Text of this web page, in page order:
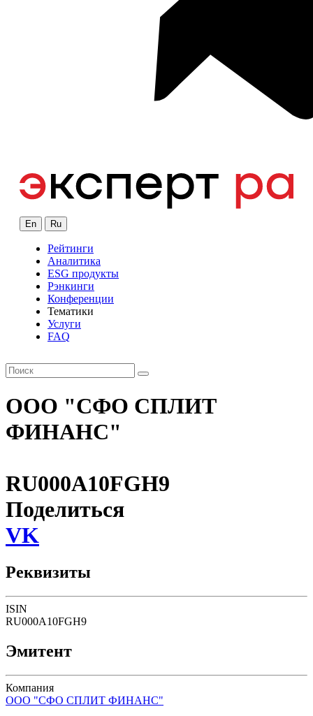
En Ru
Рейтинги
Аналитика
ESG продукты
Рэнкинги
Конференции
Тематики
Услуги
FAQ
ООО "СФО СПЛИТ
ФИНАНС"
RU000A10FGH9
Поделиться
VK
Реквизиты
ISIN
RU000A10FGH9
Эмитент
Компания
ООО "СФО СПЛИТ ФИНАНС"